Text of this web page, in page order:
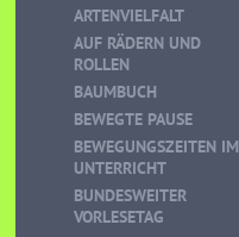
ARTENVIELFALT
AUF RÄDERN UND
ROLLEN
BAUMBUCH
BEWEGTE PAUSE
BEWEGUNGSZEITEN IM
UNTERRICHT
BUNDESWEITER
VORLESETAG